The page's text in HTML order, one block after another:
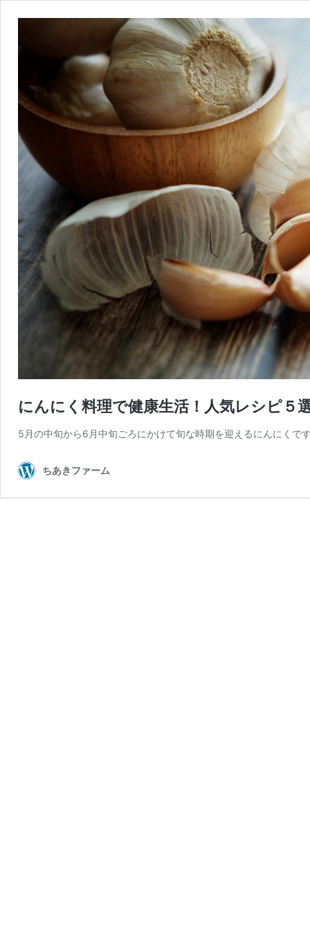
にんにく料理で健康生活！人気レシピ５
5月の中旬から6月中旬ごろにかけて旬な時期を迎えるにんにく
ちあきファーム